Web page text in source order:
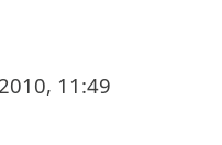
11:49